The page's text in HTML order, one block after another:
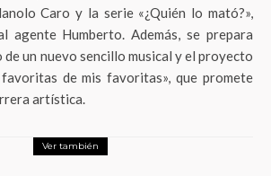
Caro y la serie «¿Quién lo mató?»,
agente Humberto. Además, se prepara
de un nuevo sencillo musical y el proyecto
de mis favoritas», que promete
artística.
Ver también